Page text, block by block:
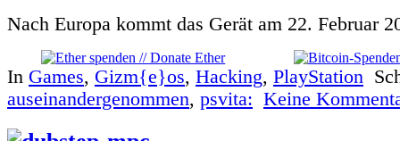
Nach Europa kommt das Gerät am 22. Februar
In Games, Gizm{e}os, Hacking, PlayStation
auseinandergenommen, psvita: Keine